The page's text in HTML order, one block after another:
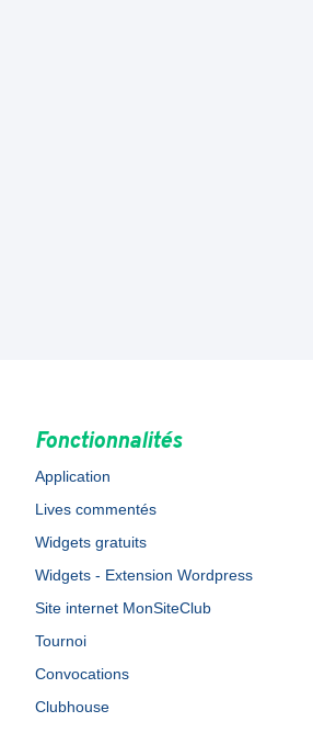
Fonctionnalités
Application
Lives commentés
Widgets gratuits
Widgets - Extension Wordpress
Site internet MonSiteClub
Tournoi
Convocations
Clubhouse